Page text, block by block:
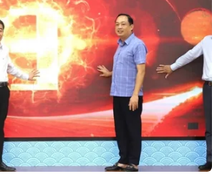
tiện giữa địa phương có dịch